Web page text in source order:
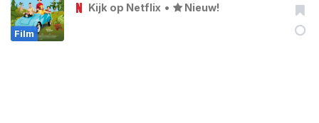
Film
Kijk op Netflix • Nieuw!